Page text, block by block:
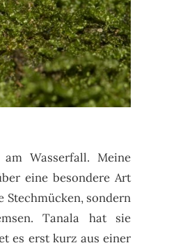
Wasserfall. Meine
eine besondere Art
Stechmücken, sondern
Tanala hat sie
es erst kurz aus einer